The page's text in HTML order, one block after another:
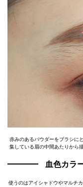
赤みのあるパウダーをブラシに
集している眉の中間あたりから
血色カラ
使うのはアイシャドウやマルチ